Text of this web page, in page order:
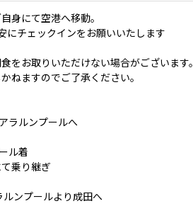
身にて空港へ移動。
チェックインをお願いいたします
をお取りいただけない場合がございます。
ねますのでご了承ください。
ラルンプールへ
ル着
乗り継ぎ
ンプールより成田へ